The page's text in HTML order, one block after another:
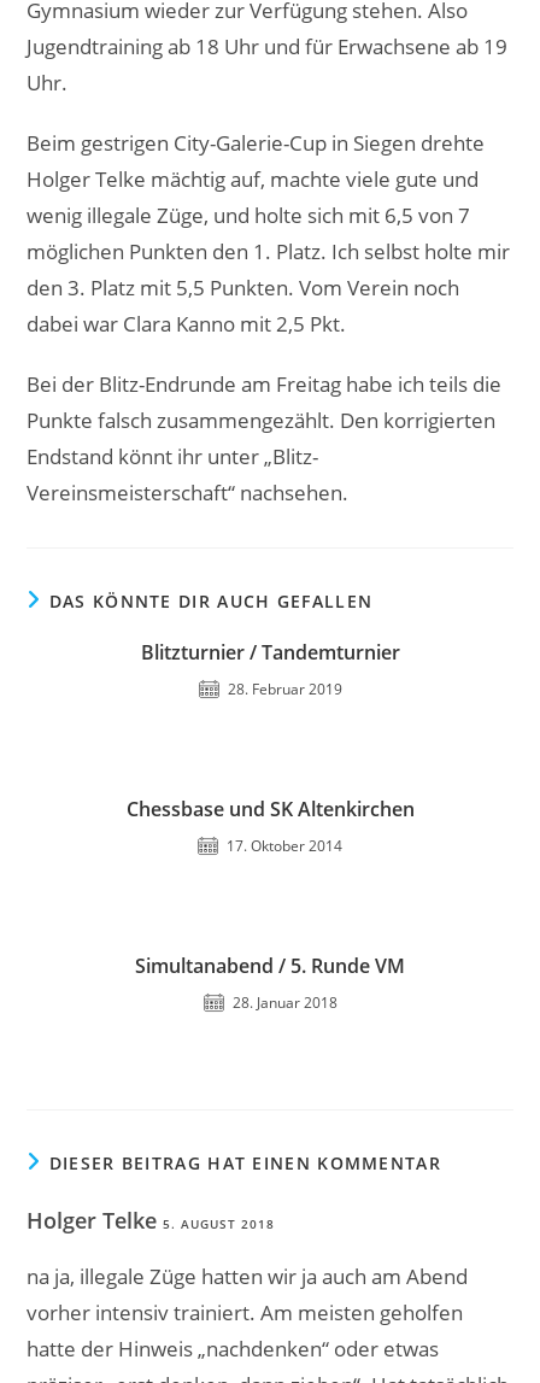
Gymnasium wieder zur Verfügung stehen. Also
Jugendtraining ab 18 Uhr und für Erwachsene ab 19
Uhr.
Beim gestrigen City-Galerie-Cup in Siegen drehte
Holger Telke mächtig auf, machte viele gute und
wenig illegale Züge, und holte sich mit 6,5 von 7
möglichen Punkten den 1. Platz. Ich selbst holte mir
den 3. Platz mit 5,5 Punkten. Vom Verein noch
dabei war Clara Kanno mit 2,5 Pkt.
Bei der Blitz-Endrunde am Freitag habe ich teils die
Punkte falsch zusammengezählt. Den korrigierten
Endstand könnt ihr unter „Blitz-
Vereinsmeisterschaft“ nachsehen.
DAS KÖNNTE DIR AUCH GEFALLEN
Blitzturnier / Tandemturnier
28. Februar 2019
Chessbase und SK Altenkirchen
17. Oktober 2014
Simultanabend / 5. Runde VM
28. Januar 2018
DIESER BEITRAG HAT EINEN KOMMENTAR
Holger Telke5. AUGUST 2018
na ja, illegale Züge hatten wir ja auch am Abend
vorher intensiv trainiert. Am meisten geholfen
hatte der Hinweis „nachdenken“ oder etwas